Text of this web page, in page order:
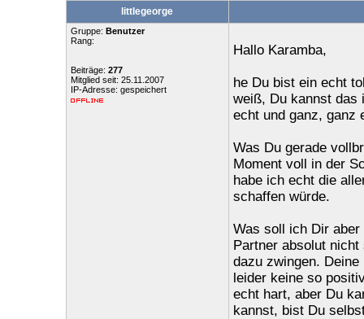
littlegeorge
Gruppe: Benutzer
Rang:
Beiträge: 277
Mitglied seit: 25.11.2007
IP-Adresse: gespeichert
Hallo Karamba,
he Du bist ein echt
weiß, Du kannst das
echt und ganz, ganz
Was Du gerade
Moment voll in der
habe ich echt die
schaffen würde.
Was soll ich Dir
Partner absolut
dazu zwingen.
leider keine so
echt hart, aber Du
kannst, bist Du